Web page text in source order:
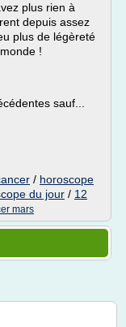
plus rien à
depuis assez
plus de légèreté
!
sauf...
/ horoscope
du jour / 12
mars